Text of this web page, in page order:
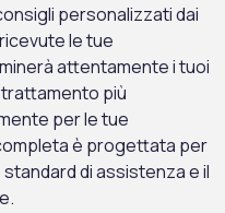
personalizzati dai
le tue
attentamente i tuoi
più
per le tue
è progettata per
di assistenza e il